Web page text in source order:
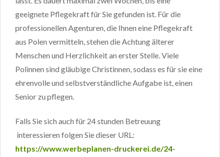
geeignete Pflegekraft für Sie gefunden ist. Für die
professionellen Agenturen, die Ihnen eine Pflegekraft
aus Polen vermitteln, stehen die Achtung älterer
Menschen und Herzlichkeit an erster Stelle. Viele
Polinnen sind gläubige Christinnen, sodass es für sie eine
ehrenvolle und selbstverständliche Aufgabe ist, einen
Senior zu pflegen.
Falls Sie sich auch für 24 stunden Betreuung
interessieren folgen Sie dieser URL:
https://www.werbeplanen-druckerei.de/24-